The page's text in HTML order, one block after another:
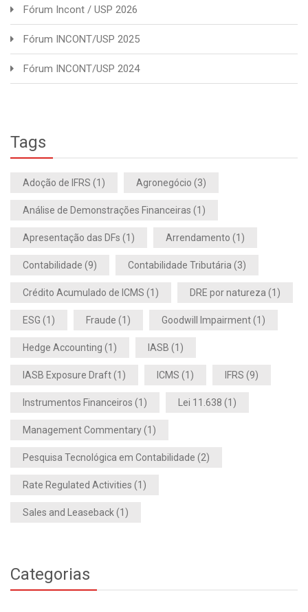
Fórum Incont / USP 2026
Fórum INCONT/USP 2025
Fórum INCONT/USP 2024
Tags
Adoção de IFRS (1) Agronegócio (3)
Análise de Demonstrações Financeiras (1)
Apresentação das DFs (1) Arrendamento (1)
Contabilidade (9) Contabilidade Tributária (3)
Crédito Acumulado de ICMS (1) DRE por natureza (1)
ESG (1) Fraude (1) Goodwill Impairment(1)
Hedge Accounting (1) IASB (1)
IASB Exposure Draft(1) ICMS (1) IFRS (9)
Instrumentos Financeiros (1) Lei 11.638 (1)
Management Commentary(1)
Pesquisa Tecnológica em Contabilidade (2)
Rate Regulated Activities (1)
Sales and Leaseback (1)
Categorias